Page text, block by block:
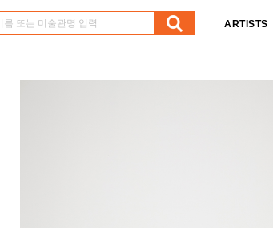
ARTISTS